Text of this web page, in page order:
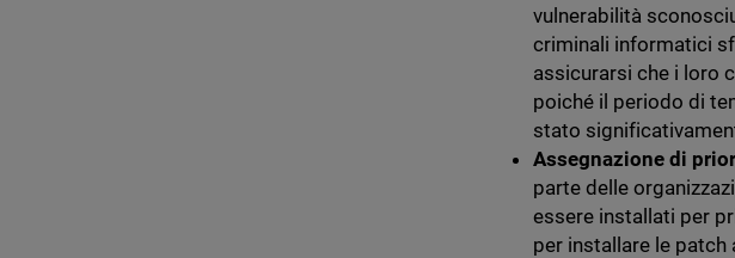
vulnerabilità
criminali informatici
assicurarsi che i loro
poiché il periodo di
stato
Assegnazione di
parte delle
essere installati per
per installare le